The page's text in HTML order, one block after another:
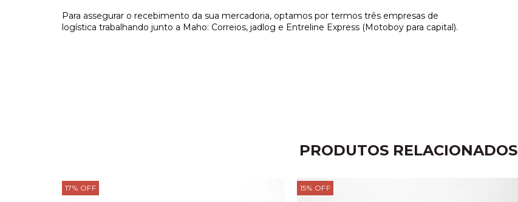
Para assegurar o recebimento da sua mercadoria, optamos por termos três empresas de
logística trabalhando junto a Maho: Correios, jadlog e Entreline Express (Motoboy para capital).
PRODUTOS RELACIONADOS
17% OFF 15% OFF